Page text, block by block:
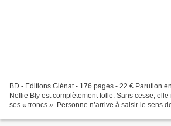
BD - Editions Glénat - 176 pages - 22 € Parution
Nellie Bly est complètement folle. Sans cesse,
ses « troncs ». Personne n’arrive à saisir le sens